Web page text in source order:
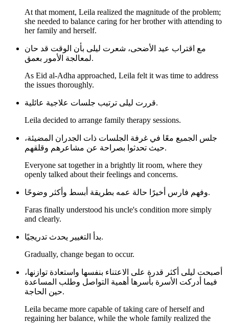
At that moment, Leila realized the magnitude of the problem;
she needed to balance caring for her brother with attending to
her family and herself.
مع اقتراب عيد الأضحى، شعرت ليلى بأن الوقت قد حان
لمعالجة الأمور بعمق.
As Eid al-Adha approached, Leila felt it was time to address
the issues thoroughly.
قررت ليلى ترتيب جلسات علاجية عائلية.
Leila decided to arrange family therapy sessions.
جلس الجميع معًا في غرفة الجلسات ذات الجدران المضيئة،
حيث تحدثوا بصراحة عن مشاعرهم وقلقهم.
Everyone sat together in a brightly lit room, where they
openly talked about their feelings and concerns.
وفهم فارس أخيرًا حالة عمه بطريقة أبسط وأكثر وضوحًا.
Faras finally understood his uncle's condition more simply
and clearly.
بدأ التغيير يحدث تدريجيًا.
Gradually, change began to occur.
أصبحت ليلى أكثر قدرة على الاعتناء بنفسها واستعادة توازنها،
فيما أدركت الأسرة بأسرها أهمية التواصل وطلب المساعدة
حين الحاجة.
Leila became more capable of taking care of herself and
regaining her balance, while the whole family realized the